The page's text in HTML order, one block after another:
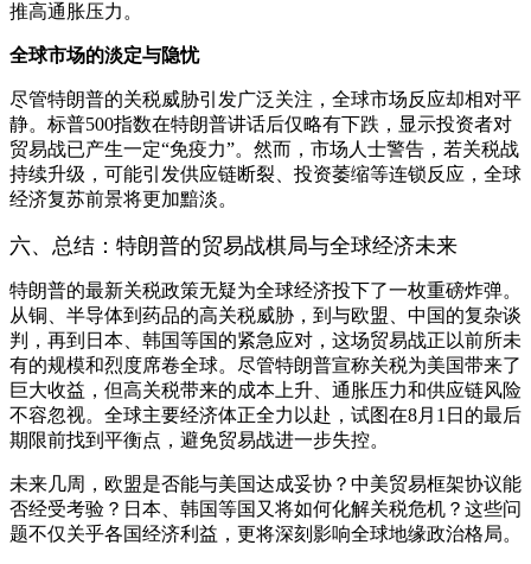
推高通胀压力。
全球市场的淡定与隐忧
尽管特朗普的关税威胁引发广泛关注，全球市场反应却相对平
静。标普500指数在特朗普讲话后仅略有下跌，显示投资者对
贸易战已产生一定“免疫力”。然而，市场人士警告，若关税战
持续升级，可能引发供应链断裂、投资萎缩等连锁反应，全球
经济复苏前景将更加黯淡。
六、总结：特朗普的贸易战棋局与全球经济未来
特朗普的最新关税政策无疑为全球经济投下了一枚重磅炸弹。
从铜、半导体到药品的高关税威胁，到与欧盟、中国的复杂谈
判，再到日本、韩国等国的紧急应对，这场贸易战正以前所未
有的规模和烈度席卷全球。尽管特朗普宣称关税为美国带来了
巨大收益，但高关税带来的成本上升、通胀压力和供应链风险
不容忽视。全球主要经济体正全力以赴，试图在8月1日的最后
期限前找到平衡点，避免贸易战进一步失控。
未来几周，欧盟是否能与美国达成妥协？中美贸易框架协议能
否经受考验？日本、韩国等国又将如何化解关税危机？这些问
题不仅关乎各国经济利益，更将深刻影响全球地缘政治格局。